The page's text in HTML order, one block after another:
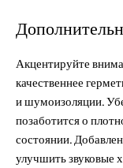
Акцентируйте
качественнее
и шумоизоляции.
позаботится о
состоянии.
улучшить звуковые